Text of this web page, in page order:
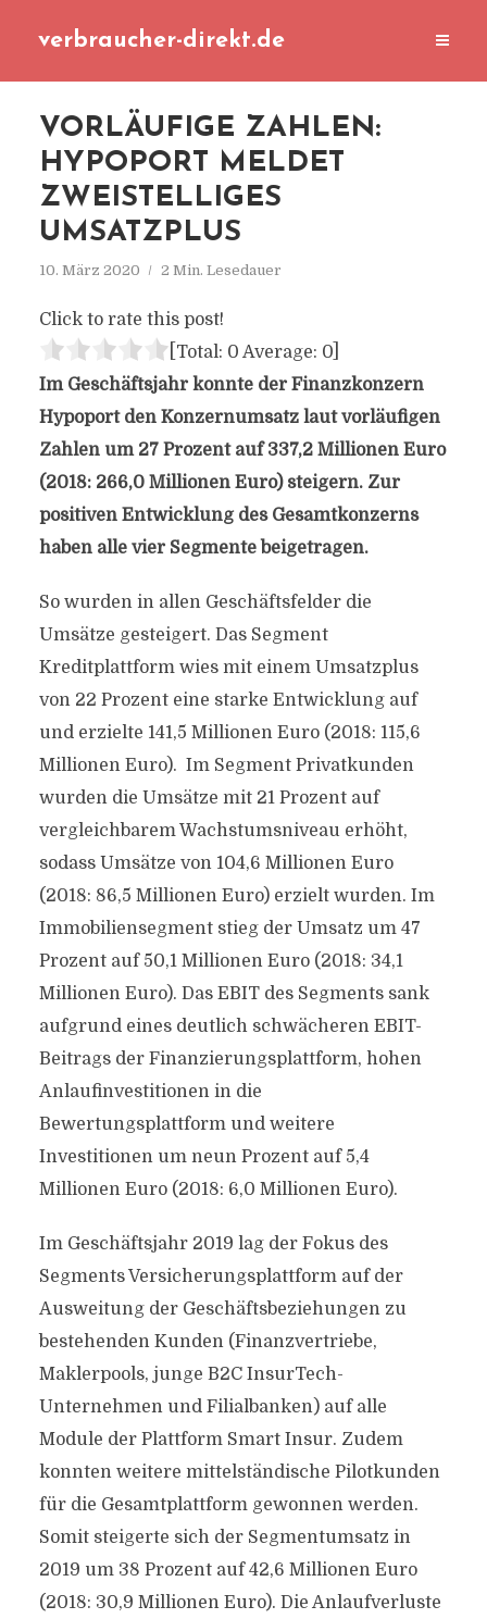
verbraucher-direkt.de
VORLÄUFIGE ZAHLEN:
HYPOPORT MELDET
ZWEISTELLIGES
UMSATZPLUS
10. März 2020 2 Min. Lesedauer
Click to rate this post!
[Total: 0 Average: 0]
Im Geschäftsjahr konnte der Finanzkonzern
Hypoport den Konzernumsatz laut vorläufigen
Zahlen um 27 Prozent auf 337,2 Millionen Euro
(2018: 266,0 Millionen Euro) steigern. Zur
positiven Entwicklung des Gesamtkonzerns
haben alle vier Segmente beigetragen.
So wurden in allen Geschäftsfelder die
Umsätze gesteigert. Das Segment
Kreditplattform wies mit einem Umsatzplus
von 22 Prozent eine starke Entwicklung auf
und erzielte 141,5 Millionen Euro (2018: 115,6
Millionen Euro). Im Segment Privatkunden
wurden die Umsätze mit 21 Prozent auf
vergleichbarem Wachstumsniveau erhöht,
sodass Umsätze von 104,6 Millionen Euro
(2018: 86,5 Millionen Euro) erzielt wurden. Im
Immobiliensegment stieg der Umsatz um 47
Prozent auf 50,1 Millionen Euro (2018: 34,1
Millionen Euro). Das EBIT des Segments sank
aufgrund eines deutlich schwächeren EBIT-
Beitrags der Finanzierungsplattform, hohen
Anlaufinvestitionen in die
Bewertungsplattform und weitere
Investitionen um neun Prozent auf 5,4
Millionen Euro (2018: 6,0 Millionen Euro).
Im Geschäftsjahr 2019 lag der Fokus des
Segments Versicherungsplattform auf der
Ausweitung der Geschäftsbeziehungen zu
bestehenden Kunden (Finanzvertriebe,
Maklerpools, junge B2C InsurTech-
Unternehmen und Filialbanken) auf alle
Module der Plattform Smart Insur. Zudem
konnten weitere mittelständische Pilotkunden
für die Gesamtplattform gewonnen werden.
Somit steigerte sich der Segmentumsatz in
2019 um 38 Prozent auf 42,6 Millionen Euro
(2018: 30,9 Millionen Euro). Die Anlaufverluste